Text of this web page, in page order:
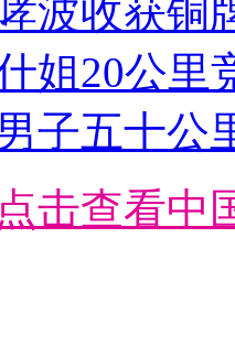
波收获铜
姐20公里
子五十公
击查看中